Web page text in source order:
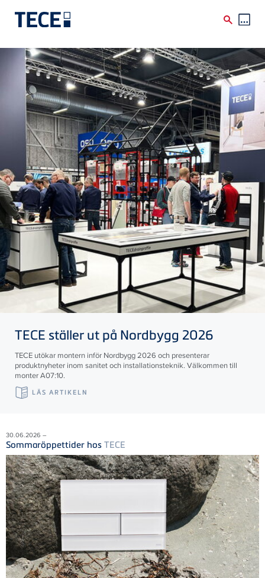
Skip to main content
TECE ställer ut på Nordbygg 2026
TECE utökar montern inför Nordbygg 2026 och presenterar
produktnyheter inom sanitet och installationsteknik. Välkommen till
monter A07:10.
LÄS ARTIKELN
30.06.2026 –
Sommaröppettider hos TECE